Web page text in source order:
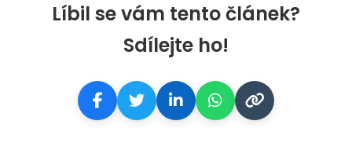
Líbil se vám tento článek?
Sdílejte ho!